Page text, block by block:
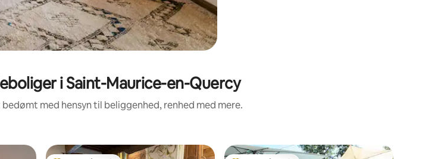
i Saint-Maurice-en-Quercy
med hensyn til beliggenhed, renhed med mere.